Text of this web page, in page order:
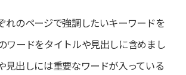
れのページで強調したいキーワードを
ワードをタイトルや見出しに含めまし
見出しには重要なワードが入っている